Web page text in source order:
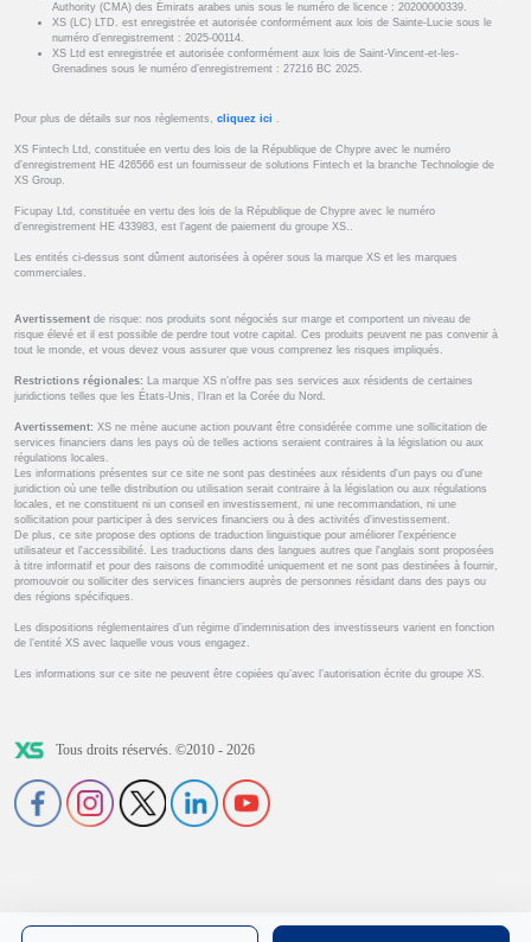
Authority (CMA) des Émirats arabes unis sous le numéro de licence : 20200000339.
XS (LC) LTD. est enregistrée et autorisée conformément aux lois de Sainte-Lucie sous le
numéro d’enregistrement : 2025-00114.
XS Ltd est enregistrée et autorisée conformément aux lois de Saint-Vincent-et-les-
Grenadines sous le numéro d’enregistrement : 27216 BC 2025.
Pour plus de détails sur nos règlements, cliquez ici .
XS Fintech Ltd, constituée en vertu des lois de la République de Chypre avec le numéro
d’enregistrement HE 426566 est un fournisseur de solutions Fintech et la branche Technologie de
XS Group.
Ficupay Ltd, constituée en vertu des lois de la République de Chypre avec le numéro
d’enregistrement HE 433983, est l’agent de paiement du groupe XS..
Les entités ci-dessus sont dûment autorisées à opérer sous la marque XS et les marques
commerciales.
Avertissement de risque: nos produits sont négociés sur marge et comportent un niveau de
risque élevé et il est possible de perdre tout votre capital. Ces produits peuvent ne pas convenir à
tout le monde, et vous devez vous assurer que vous comprenez les risques impliqués.
Restrictions régionales: La marque XS n’offre pas ses services aux résidents de certaines
juridictions telles que les États-Unis, l’Iran et la Corée du Nord.
Avertissement: XS ne mène aucune action pouvant être considérée comme une sollicitation de
services financiers dans les pays où de telles actions seraient contraires à la législation ou aux
régulations locales.
Les informations présentes sur ce site ne sont pas destinées aux résidents d'un pays ou d'une
juridiction où une telle distribution ou utilisation serait contraire à la législation ou aux régulations
locales, et ne constituent ni un conseil en investissement, ni une recommandation, ni une
sollicitation pour participer à des services financiers ou à des activités d'investissement.
De plus, ce site propose des options de traduction linguistique pour améliorer l'expérience
utilisateur et l'accessibilité. Les traductions dans des langues autres que l'anglais sont proposées
à titre informatif et pour des raisons de commodité uniquement et ne sont pas destinées à fournir,
promouvoir ou solliciter des services financiers auprès de personnes résidant dans des pays ou
des régions spécifiques.
Les dispositions réglementaires d’un régime d’indemnisation des investisseurs varient en fonction
de l’entité XS avec laquelle vous vous engagez.
Les informations sur ce site ne peuvent être copiées qu’avec l’autorisation écrite du groupe XS.
Tous droits réservés. ©2010 - 2026